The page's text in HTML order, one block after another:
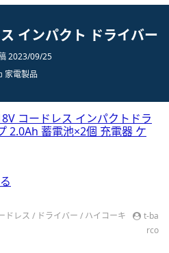
インパクト ドライバー
2023/09/25
家電製品
コードレス インパクトドラ
2.0Ah 蓄電池×2個 充電器 ケ
ドレス / ドライバー / ハイコーキ
t-ba
rco